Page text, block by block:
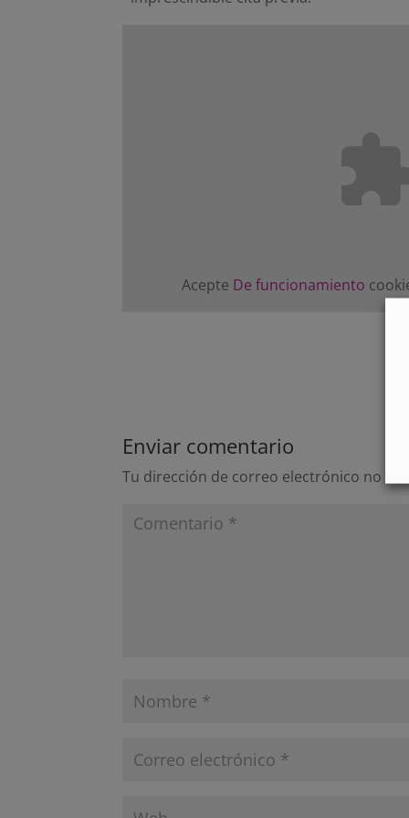
Acepte De funcionamiento
Enviar comentario
Tu dirección de correo electrónico no